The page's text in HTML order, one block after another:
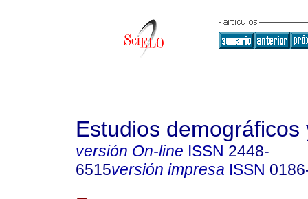
Estudios demográficos
versión On-line ISSN 2448-
6515versión impresa ISSN